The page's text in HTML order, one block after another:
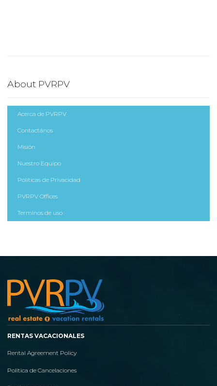
About PVRPV
Acerca de PVRPV
Contactános
Misión
Nuestro Equipo
Politicas de Privacidad
PVRPV Offices
Terminos de uso
RENTAS VACACIONALES
Rental Agreement Policy
Politica de Cancelaciones